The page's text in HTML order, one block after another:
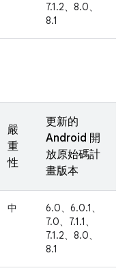
7.1.2、8.0、
8.1
嚴
重
性
更新的
Android 開
放原始碼計
畫版本
中
6.0、6.0.1、
7.0、7.1.1、
7.1.2、8.0、
8.1